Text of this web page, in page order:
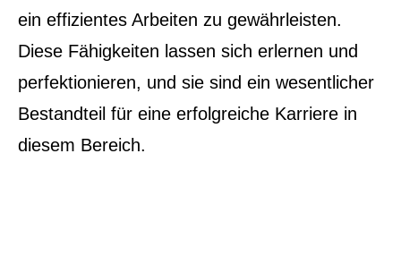
ein effizientes Arbeiten zu gewährleisten.
Diese Fähigkeiten lassen sich erlernen und
perfektionieren, und sie sind ein wesentlicher
Bestandteil für eine erfolgreiche Karriere in
diesem Bereich.